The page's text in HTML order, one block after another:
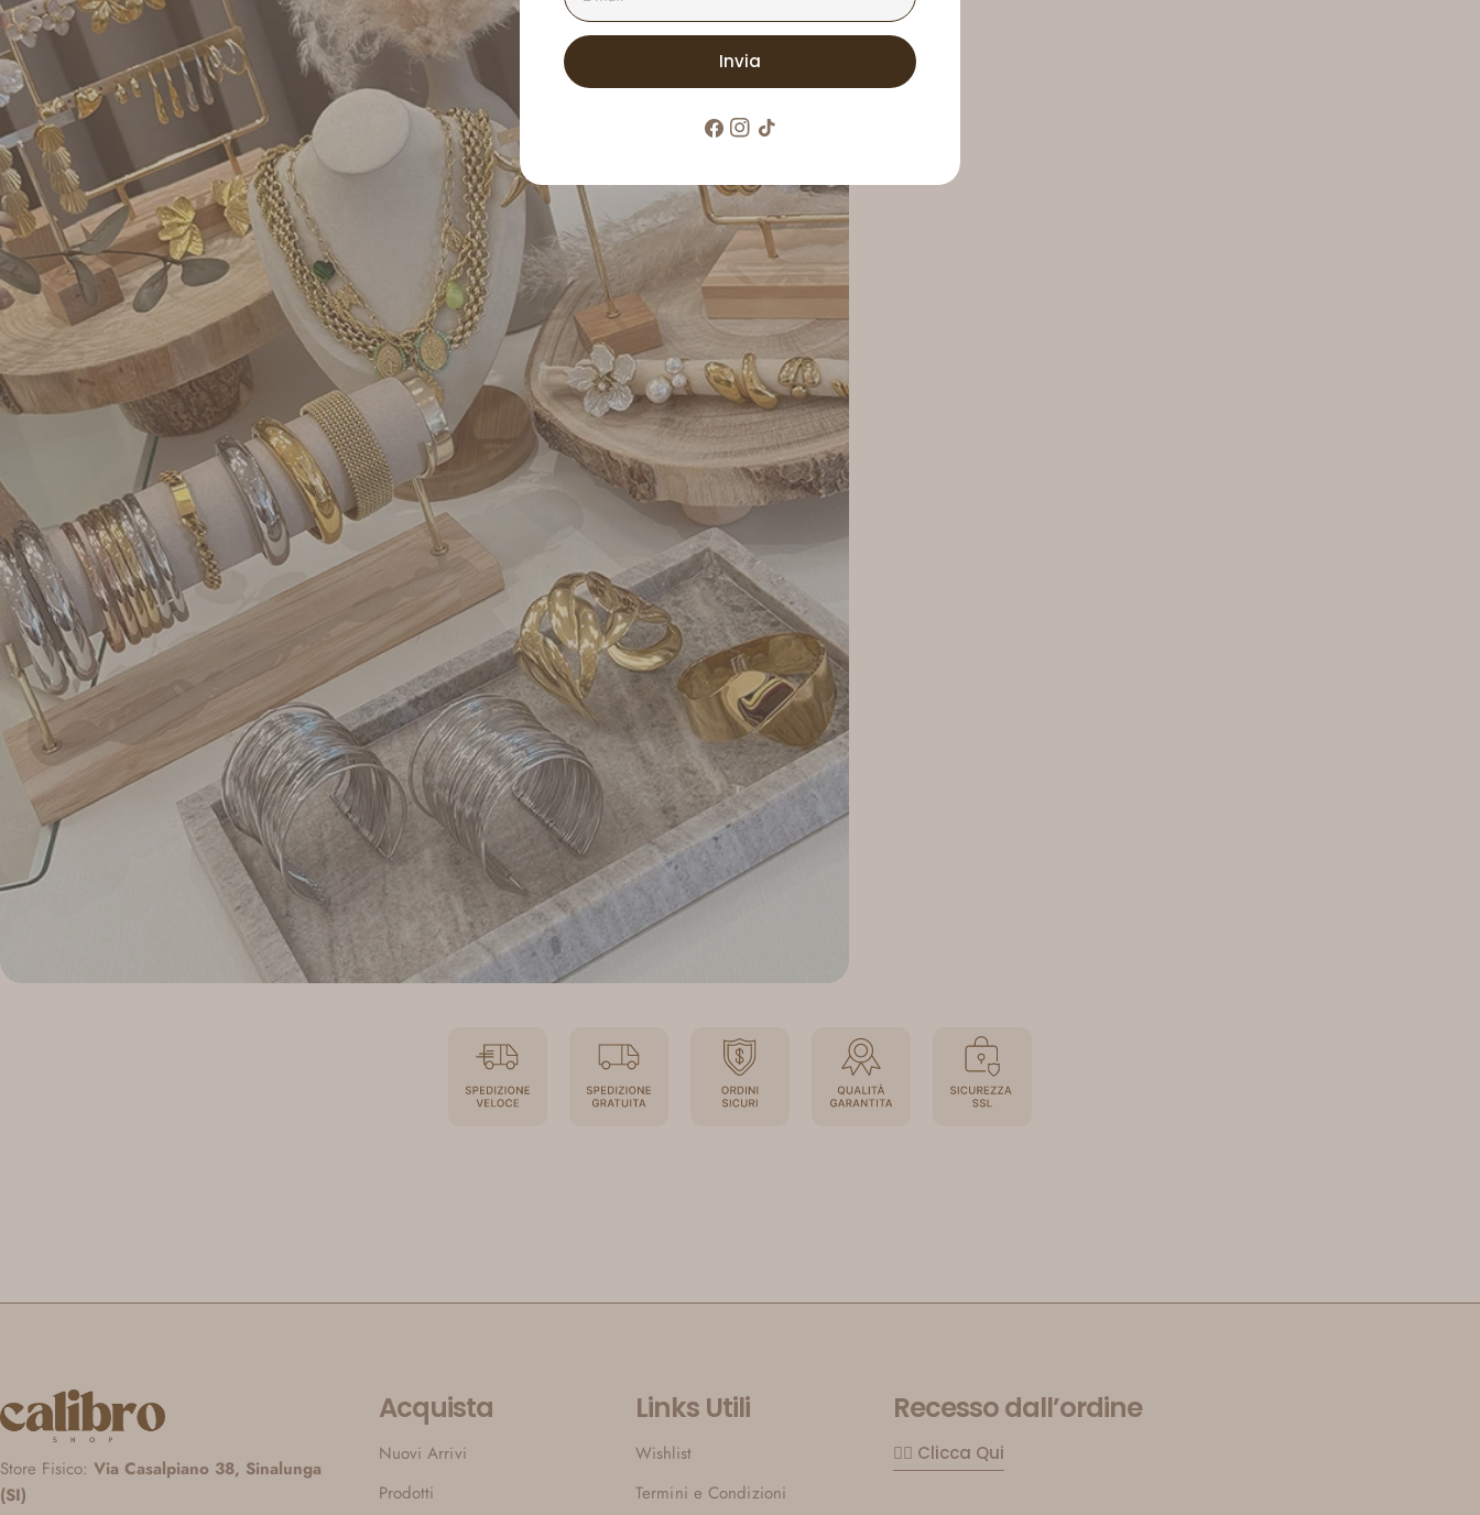
supporto 3 in modalità modale
Store Fisico: Via Casalpiano 38, Sinalunga
(SI)
Acquista
Nuovi Arrivi
Prodotti
Links Utili
Wishlist
Termini e Condizioni
Recesso dall’ordine
👉🏼 Clicca Qui
mail
Invia
Facebook
Instagram
Tic